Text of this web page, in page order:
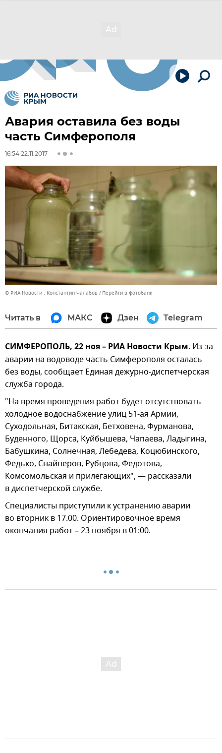
Авария оставила без воды
часть Симферополя
16:54 22.11.2017
© РИА Новости . Константин Чалабов Перейти в фотобанк
Читать в МАКС Дзен Telegram
СИМФЕРОПОЛЬ, 22 ноя – РИА Новости Крым. Из-за
аварии на водоводе часть Симферополя осталась
без воды, сообщает Единая дежурно-диспетчерская
служба города.
"На время проведения работ будет отсутствовать
холодное водоснабжение улиц 51-ая Армии,
Суходольная, Битакская, Бетховена, Фурманова,
Буденного, Щорса, Куйбышева, Чапаева, Ладыгина,
Бабушкина, Солнечная, Лебедева, Коцюбинского,
Федько, Снайперов, Рубцова, Федотова,
Комсомольская и прилегающих", — рассказали
в диспетчерской службе.
Специалисты приступили к устранению аварии
во вторник в 17.00. Ориентировочное время
окончания работ – 23 ноября в 01:00.